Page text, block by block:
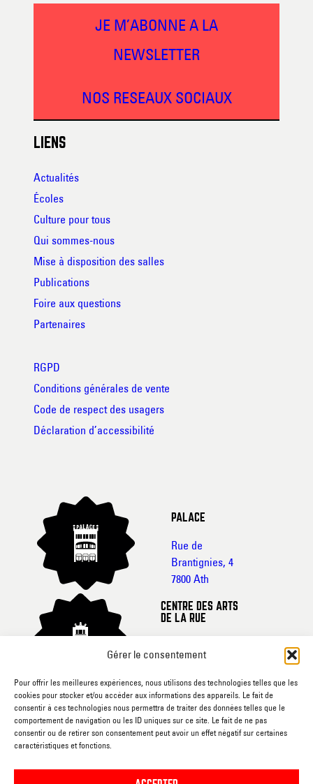
Gérer le consentement
Pour offrir les meilleures expériences, nous utilisons des technologies telles que les
cookies pour stocker et/ou accéder aux informations des appareils. Le fait de
consentir à ces technologies nous permettra de traiter des données telles que le
comportement de navigation ou les ID uniques sur ce site. Le fait de ne pas
consentir ou de retirer son consentement peut avoir un effet négatif sur certaines
caractéristiques et fonctions.
JE M’ABONNE A LA
NEWSLETTER
NOS RESEAUX SOCIAUX
LIENS
Actualités
Écoles
Culture pour tous
Qui sommes-nous
Mise à disposition des salles
Publications
Foire aux questions
Partenaires
RGPD
Conditions générales de vente
Code de respect des usagers
Déclaration d’accessibilité
PALACE
Rue de
Brantignies, 4
7800 Ath
CENTRE DES ARTS
DE LA RUE
22
7800 Ath
CINEMA L’ECRAN
Rue du
7800 Ath